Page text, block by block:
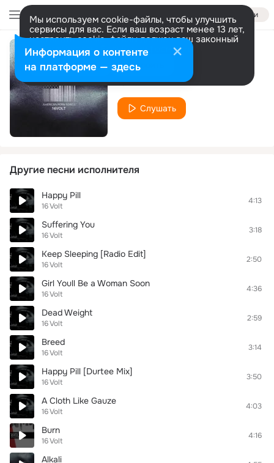
Войти
Мы используем cookie-файлы, чтобы улучшить
сервисы для вас. Если ваш возраст менее 13 лет,
настроить cookie-файлы должен ваш законный
представитель. Больше информации
Разрешить все Настроить
Blackbird
16 Volt
Слушать
Другие песни исполнителя
Happy Pill
16 Volt
4:13
Suffering You
16 Volt
3:18
Keep Sleeping [Radio Edit]
16 Volt
2:50
Girl Youll Be a Woman Soon
16 Volt
4:36
Dead Weight
16 Volt
2:59
Breed
16 Volt
3:14
Happy Pill [Durtee Mix]
16 Volt
3:50
A Cloth Like Gauze
16 Volt
4:03
Burn
16 Volt
4:16
Alkali
Информация о контенте
на платформе — здесь